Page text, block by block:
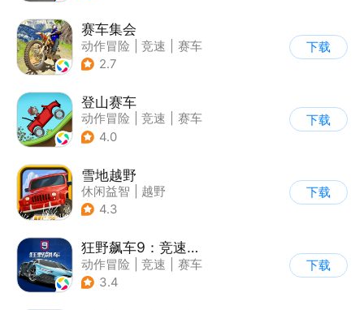
赛车集会
动作冒险 竞速
赛车
| 写实
2.7
下载
登山赛车
动作冒险 竞速
赛车
| 卡通
4.0
下载
雪地越野
休闲益智
越野
| 横版过关
4.3
下载
狂野飙车9：竞速传奇
动作冒险 竞速
赛车
| 狂野飙车
3.4
下载